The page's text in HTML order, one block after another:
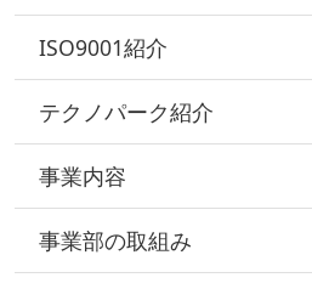
ISO9001紹介
テクノパーク紹介
事業内容
事業部の取組み